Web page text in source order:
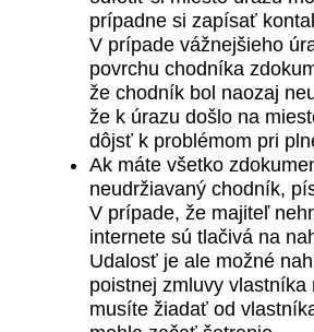
prípadne si zapísať
V prípade vážnejšieho
povrchu chodníka
že chodník bol naozaj
že k úrazu došlo na
dôjsť k problémom pri
Ak máte všetko
neudržiavaný chodník,
V prípade, že majiteľ
internete sú tlačivá na
Udalosť je ale možné
poistnej zmluvy
musíte žiadať od